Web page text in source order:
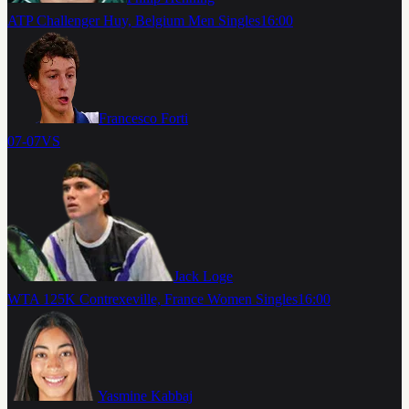
ATP Challenger Huy, Belgium Men Singles16:00
Francesco Forti
07-07VS
Jack Loge
WTA 125K Contrexeville, France Women Singles16:00
Yasmine Kabbaj